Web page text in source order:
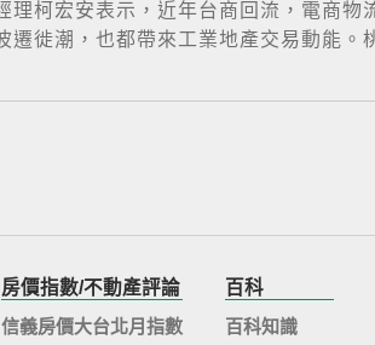
理柯宏安表示，近年台商回流，電商
遷徙潮，也都帶來工業地產交易動能
房價指數/不動產評論
信義房價大台北月指數
百科
百科知識